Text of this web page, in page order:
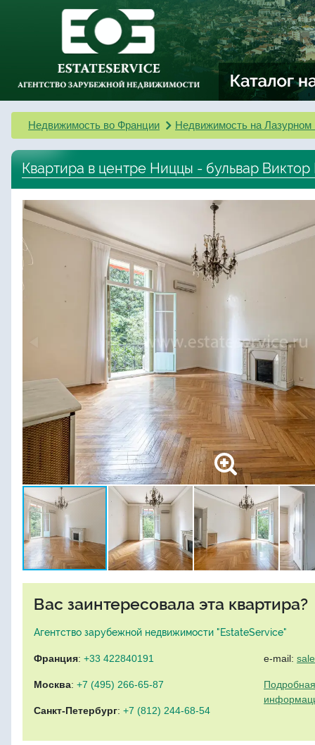
Недвижимость во Франции Недвижимость на Лазурном
Квартира в центре Ниццы - бульвар Виктор
Вас заинтересовала эта квартира?
Агентство зарубежной недвижимости "EstateService"
Франция: +33 422840191
Москва: +7 (495) 266-65-87
Санкт-Петербург: +7 (812) 244-68-54
e-mail: